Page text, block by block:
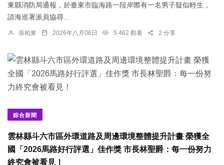
東縣消防局通報，於臺東市臨海路一段岸際有一名男子疑似輕生，
請海巡署派員協尋...
張柏東 2026年八月06日 5,462 觀看 2 分享
綜合新聞
雲林縣斗六市區外環道路及周邊環境整體提升計畫 榮獲全
國「2026馬路好行評選」佳作獎 市長林聖爵：每一份努力
終究會被看見！